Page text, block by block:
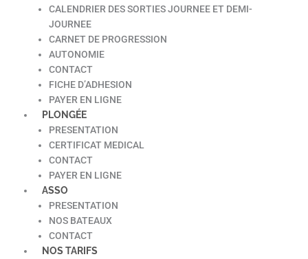
CALENDRIER DES SORTIES JOURNEE ET DEMI-
JOURNEE
CARNET DE PROGRESSION
AUTONOMIE
CONTACT
FICHE D’ADHESION
PAYER EN LIGNE
PLONGÉE
PRESENTATION
CERTIFICAT MEDICAL
CONTACT
PAYER EN LIGNE
ASSO
PRESENTATION
NOS BATEAUX
CONTACT
NOS TARIFS